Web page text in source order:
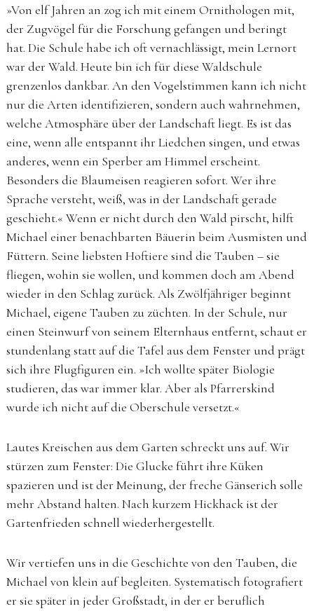
»Von elf Jahren an zog ich mit einem Ornithologen mit,
der Zugvögel für die Forschung gefangen und beringt
hat. Die Schule habe ich oft vernachlässigt, mein Lernort
war der Wald. Heute bin ich für diese Waldschule
grenzenlos dankbar. An den Vogelstimmen kann ich nicht
nur die Arten identifizieren, sondern auch wahrnehmen,
welche Atmosphäre über der Landschaft liegt. Es ist das
eine, wenn alle entspannt ihr Liedchen singen, und etwas
anderes, wenn ein Sperber am Himmel erscheint.
Besonders die Blaumeisen reagieren sofort. Wer ihre
Sprache versteht, weiß, was in der Landschaft gerade
geschieht.« Wenn er nicht durch den Wald pirscht, hilft
Michael einer benachbarten Bäuerin beim Ausmisten und
Füttern. Seine liebsten Hoftiere sind die Tauben – sie
fliegen, wohin sie wollen, und kommen doch am Abend
wieder in den Schlag zurück. Als Zwölfjähriger beginnt
Michael, eigene Tauben zu züchten. In der Schule, nur
einen Steinwurf von seinem Elternhaus entfernt, schaut er
stundenlang statt auf die Tafel aus dem Fenster und prägt
sich ihre Flugfiguren ein. »Ich wollte später Biologie
studieren, das war immer klar. Aber als Pfarrerskind
wurde ich nicht auf die Oberschule versetzt.«
Lautes Kreischen aus dem Garten schreckt uns auf. Wir
stürzen zum Fenster: Die Glucke führt ihre Küken
spazieren und ist der Meinung, der freche Gänserich solle
mehr Abstand halten. Nach kurzem Hickhack ist der
Gartenfrieden schnell wiederhergestellt.
Wir vertiefen uns in die Geschichte von den Tauben, die
Michael von klein auf begleiten. Systematisch fotografiert
er sie später in jeder Großstadt, in der er beruflich